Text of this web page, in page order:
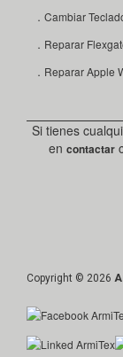
．Cambiar
．Reparar
．Reparar Apple
Si tienes
en contactar
Copyright © 2026